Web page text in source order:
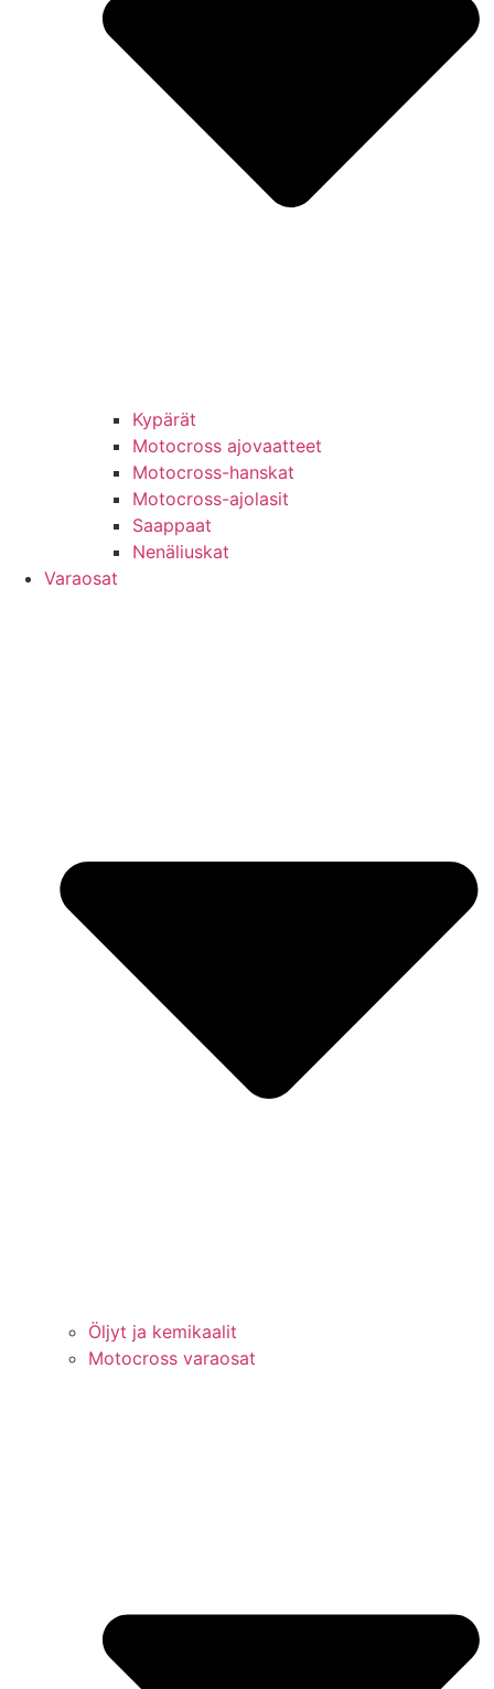
Kypärät
Motocross ajovaatteet
Motocross-hanskat
Motocross-ajolasit
Saappaat
Nenäliuskat
Varaosat
Öljyt ja kemikaalit
Motocross varaosat